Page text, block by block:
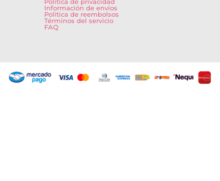
Política de privacidad
Información de envíos
Política de reembolsos
Términos del servicio
FAQ